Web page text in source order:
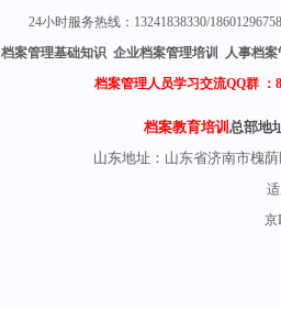
24小时服务热线：13241838330/
档案管理基础知识 企业档案管理培训 人事档
档案管理人员学习交流QQ群 ：
档案教育培训总部地
山东地址： 山东省济南市槐
京